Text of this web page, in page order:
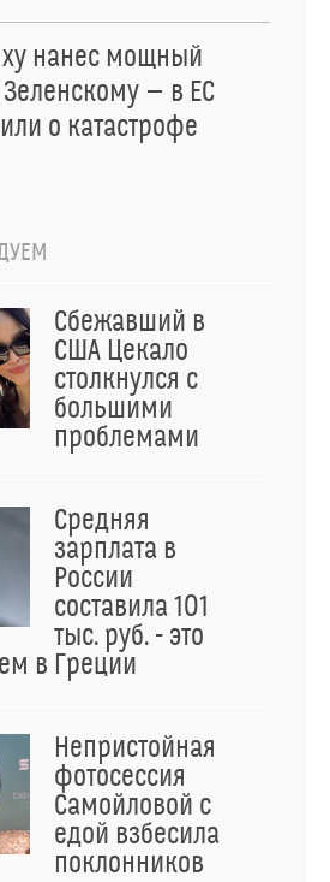
нанес мощный
— в ЕС
о катастрофе
Сбежавший в
США Цекало
столкнулся с
большими
проблемами
Средняя
зарплата в
России
составила 101
тыс. руб. - это
в Греции
Непристойная
фотосессия
Самойловой с
едой взбесила
поклонников